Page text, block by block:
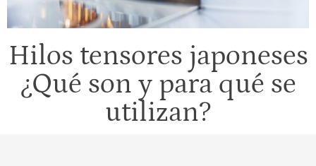
Hilos tensores japoneses
¿Qué son y para qué se
utilizan?